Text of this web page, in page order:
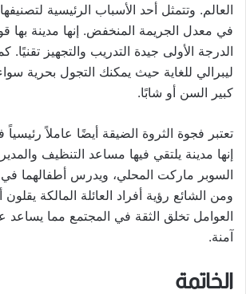
العالم. وتتمثل أحد الأسباب الرئيسية
في معدل الجريمة المنخفض. إنها مدينة
الدرجة الأولى جيدة التدريب والتجهيز تقنيًا.
ليبرالي للغاية حيث يمكنك التجول بحرية
كبير السن أو شابًا.
تعتبر فجوة الثروة الضيقة أيضًا عاملاً
إنها مدينة يلتقي فيها مساعد التنظيف
السوبر ماركت المحلي، ويدرس أطفالهما
ومن الشائع رؤية أفراد العائلة المالكة
العوامل تخلق الثقة في المجتمع مما يساعد
آمنة.
الخاتمة